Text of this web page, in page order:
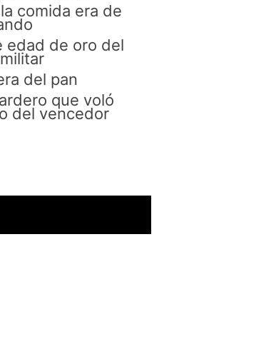
comida era de
edad de oro del
del pan
que voló
del vencedor